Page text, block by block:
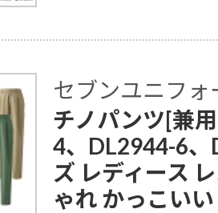
セブンユニフォ
チノパンツ[兼
4、DL2944-6、
ズ レディース
ゃれ かっこいい